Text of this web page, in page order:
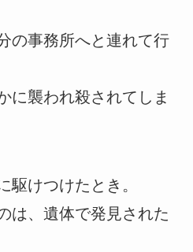
の事務所へと連れて行
に襲われ殺されてしま
駆けつけたとき。
は、遺体で発見された